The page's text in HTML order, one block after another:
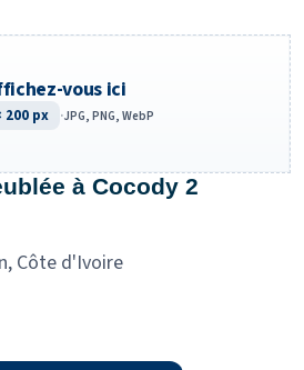
à Cocody 2
Côte d'Ivoire
vous ici
200 px ·JPG, PNG, WebP